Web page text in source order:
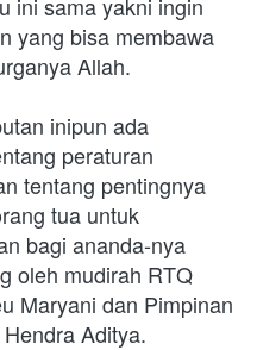
yang bisa membawa
Allah.
inipun ada
peraturan
tentang pentingnya
tua untuk
bagi ananda-nya
oleh mudirah RTQ
Maryani dan Pimpinan
Aditya.